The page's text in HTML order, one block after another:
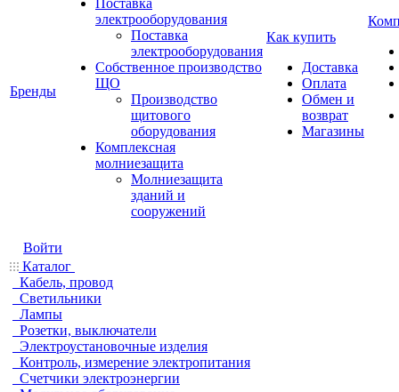
Бренды
Поставка
электрооборудования
Поставка
электрооборудования
Собственное производство
ЩО
Производство
щитового
оборудования
Комплексная
молниезащита
Молниезащита
зданий и
сооружений
Как купить
Доставка
Оплата
Обмен и
возврат
Магазины
Войти
Каталог
Кабель, провод
Светильники
Лампы
Розетки, выключатели
Электроустановочные изделия
Контроль, измерение электропитания
Счетчики электроэнергии